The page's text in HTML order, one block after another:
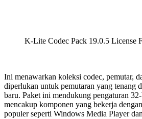
K-Lite Codec Pack 19.0.5 License
Ini menawarkan koleksi codec, pemutar,
diperlukan untuk pemutaran yang tenang
baru. Paket ini mendukung pengaturan
mencakup komponen yang bekerja
populer seperti Windows Media Player